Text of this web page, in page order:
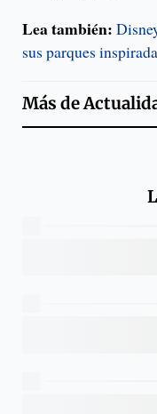
Lea también:
sus parques
Más de